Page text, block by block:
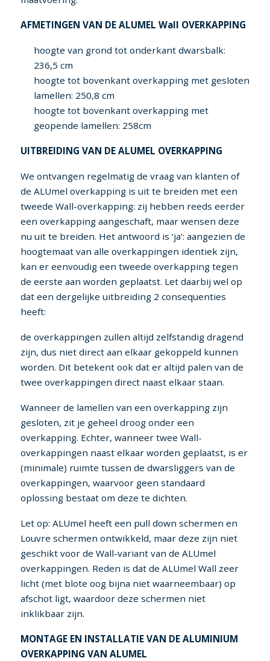
AFMETINGEN VAN DE ALUMEL Wall OVERKAPPING
hoogte van grond tot onderkant dwarsbalk:
236,5 cm
hoogte tot bovenkant overkapping met gesloten
lamellen: 250,8 cm
hoogte tot bovenkant overkapping met
geopende lamellen: 258cm
UITBREIDING VAN DE ALUMEL OVERKAPPING
We ontvangen regelmatig de vraag van klanten of
de ALUmel overkapping is uit te breiden met een
tweede Wall-overkapping: zij hebben reeds eerder
een overkapping aangeschaft, maar wensen deze
nu uit te breiden. Het antwoord is ‘ja’: aangezien de
hoogtemaat van alle overkappingen identiek zijn,
kan er eenvoudig een tweede overkapping tegen
de eerste aan worden geplaatst. Let daarbij wel op
dat een dergelijke uitbreiding 2 consequenties
heeft:
de overkappingen zullen altijd zelfstandig dragend
zijn, dus niet direct aan elkaar gekoppeld kunnen
worden. Dit betekent ook dat er altijd palen van de
twee overkappingen direct naast elkaar staan.
Wanneer de lamellen van een overkapping zijn
gesloten, zit je geheel droog onder een
overkapping. Echter, wanneer twee Wall-
overkappingen naast elkaar worden geplaatst, is er
(minimale) ruimte tussen de dwarsliggers van de
overkappingen, waarvoor geen standaard
oplossing bestaat om deze te dichten.
Let op: ALUmel heeft een pull down schermen en
Louvre schermen ontwikkeld, maar deze zijn niet
geschikt voor de Wall-variant van de ALUmel
overkappingen. Reden is dat de ALUmel Wall zeer
licht (met blote oog bijna niet waarneembaar) op
afschot ligt, waardoor deze schermen niet
inklikbaar zijn.
MONTAGE EN INSTALLATIE VAN DE ALUMINIUM
OVERKAPPING VAN ALUMEL